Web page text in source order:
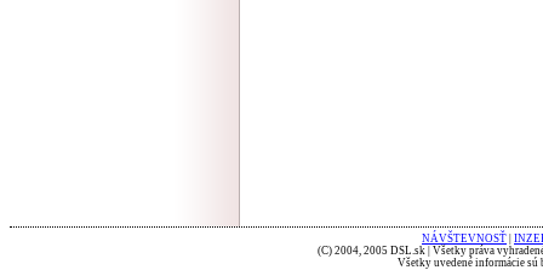
NÁVŠTEVNOSŤ
(C) 2004, 2005 DSL.sk | Všetky práva
Všetky uvedené informácie sú